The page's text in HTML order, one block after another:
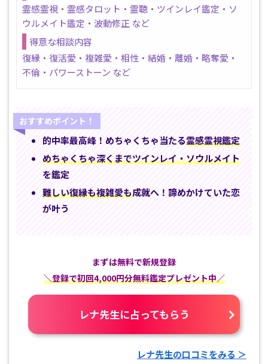
霊感霊視・霊感タロット・霊聴・ツインレイ鑑定・ソ
ウルメイト鑑定・波動修正 など
得意な相談内容
復縁・復活愛・複雑愛・相性・結婚・離婚・略奪愛・
不倫・パワーストーン など
おすすめポイント！
的中率最高峰！めちゃくちゃ当たる霊感霊視鑑定
めちゃくちゃ深くまでツインレイ・ソウルメイト
を鑑定
難しい復縁も複雑愛も成就へ！諦めかけていた恋
が叶う
まずは無料で新規登録
＼登録で初回4,000円分無料鑑定プレゼント中／
レナ先生に占ってもらう
レナ先生の口コミをみる ＞